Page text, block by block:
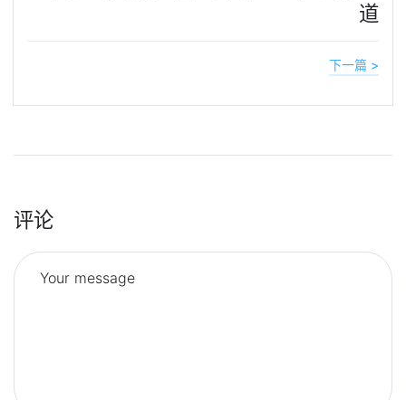
道
下一篇 >
评论
Your message